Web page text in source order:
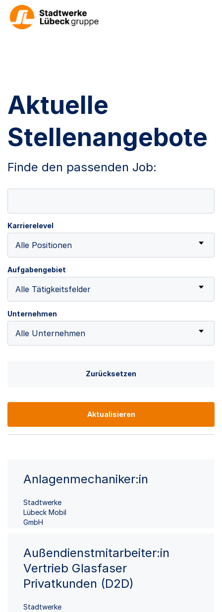
Aktuelle
Stellenangebote
Finde den passenden Job:
Karrierelevel
Alle Positionen
Aufgabengebiet
Alle Tätigkeitsfelder
Unternehmen
Alle Unternehmen
Zurücksetzen
Aktualisieren
Anlagenmechaniker:in
Stadtwerke
Lübeck Mobil
GmbH
Außendienstmitarbeiter:in
Vertrieb Glasfaser
Privatkunden (D2D)
Stadtwerke